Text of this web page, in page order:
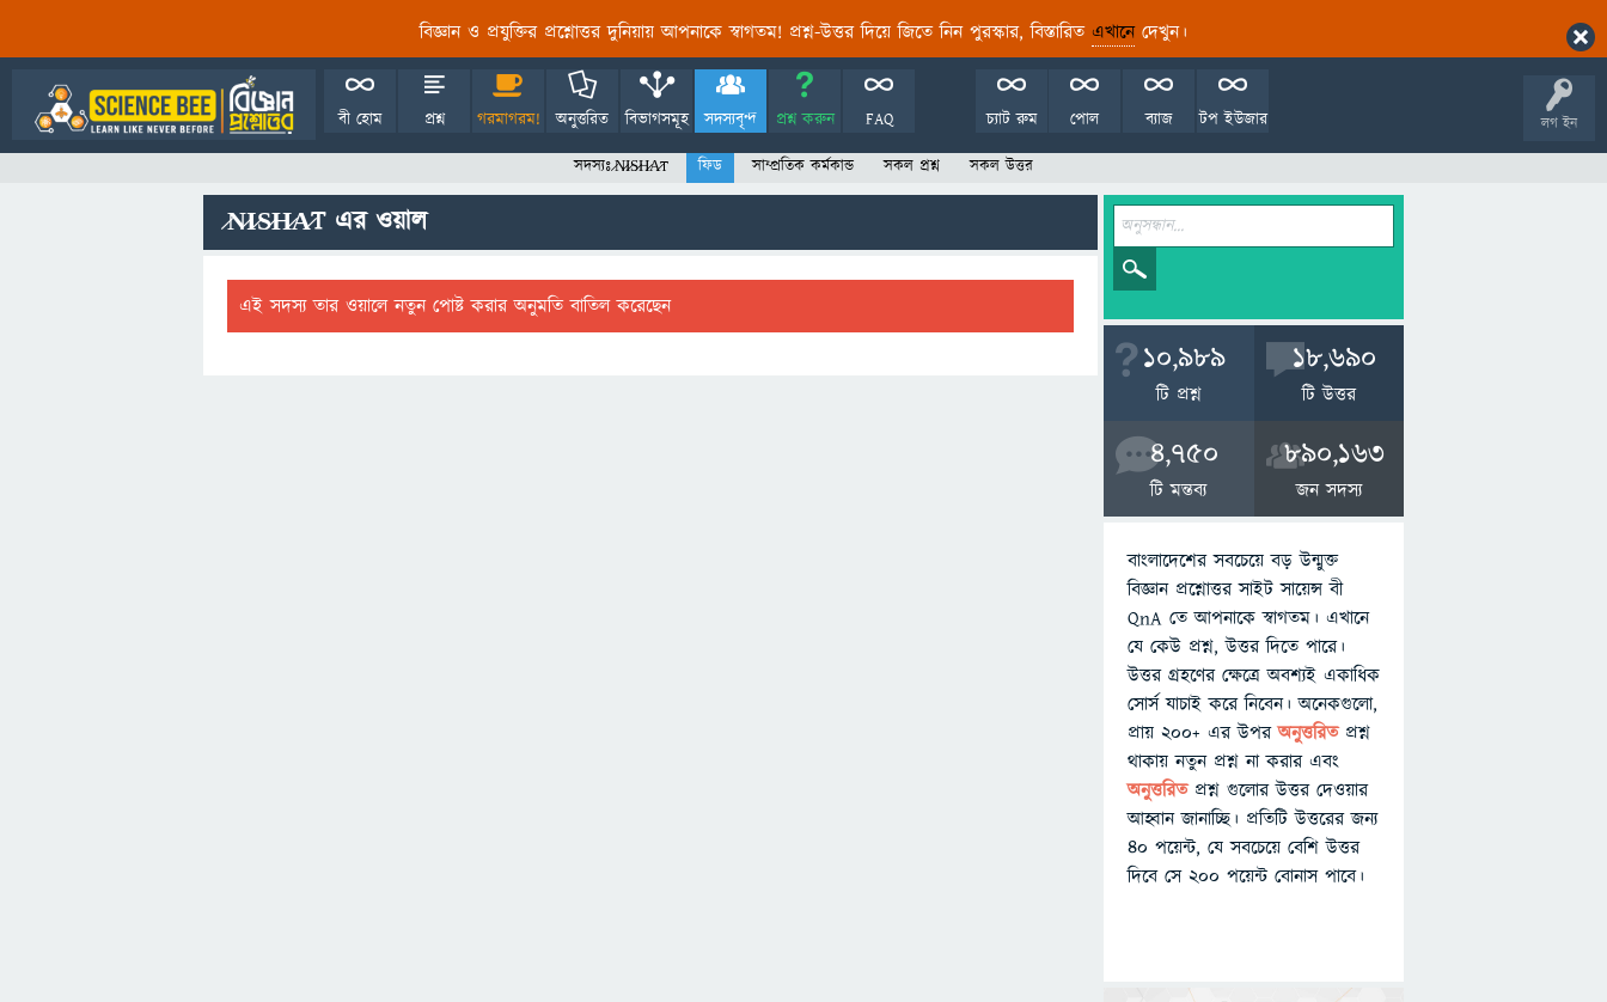
বিজ্ঞান ও প্রযুক্তির প্রশ্নোত্তর দুনিয়ায় আপনাকে স্বাগতম! প্রশ্ন-উত্তর দিয়ে জিতে নিন পুরস্কার, বিস্তারিত এখানেদেখুন।
লগ ইন
বী হোম প্রশ্ন গরমাগরম! অনুত্তরিত বিভাগসমূহ সদস্যবৃন্দ প্রশ্ন করুন FAQ টপ ইউজার
ব্যাজ
পোল
চ্যাট রুম
সদস্যঃ ̷N̷I̷S̷H̷A̷T ফিড সাম্প্রতিক কর্মকান্ড সকল প্রশ্ন সকল উত্তর
̷N̷I̷S̷H̷A̷T এর ওয়াল
এই সদস্য তার ওয়ালে নতুন পোষ্ট করার অনুমতি বাতিল করেছেন
10,989
টি প্রশ্ন
18,690
টি উত্তর
4,750
টি মন্তব্য
890,163
জন সদস্য
বাংলাদেশের সবচেয়ে বড় উন্মুক্ত
বিজ্ঞান প্রশ্নোত্তর সাইট সায়েন্স বী
QnA তে আপনাকে স্বাগতম। এখানে
যে কেউ প্রশ্ন, উত্তর দিতে পারে।
উত্তর গ্রহণের ক্ষেত্রে অবশ্যই একাধিক
সোর্স যাচাই করে নিবেন। অনেকগুলো,
প্রায় ২০০+ এর উপরঅনুত্তরিতপ্রশ্ন
থাকায় নতুন প্রশ্ন না করার এবং
অনুত্তরিত প্রশ্ন গুলোর উত্তর দেওয়ার
আহ্বান জানাচ্ছি। প্রতিটি উত্তরের জন্য
৪০ পয়েন্ট, যে সবচেয়ে বেশি উত্তর
দিবে সে ২০০ পয়েন্ট বোনাস পাবে।